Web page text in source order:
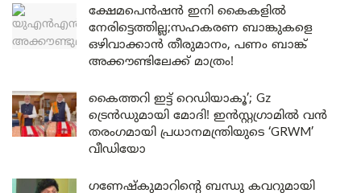
ക്ഷേമപെൻഷൻ ഇനി കൈകളിൽ
നേരിട്ടെത്തില്ല;സഹകരണ ബാങ്കുകളെ
ഒഴിവാക്കാൻ തീരുമാനം, പണം ബാങ്ക്
അക്കൗണ്ടിലേക്ക് മാത്രം!
കൈത്തറി ഇട്ട് റെഡിയാകൂ’; Gz
ട്രെൻഡുമായി മോദി! ഇൻസ്റ്റഗ്രാമിൽ വൻ
തരംഗമായി പ്രധാനമന്ത്രിയുടെ ‘GRWM’
വീഡിയോ
ഗണേഷ്കുമാറിന്റെ ബന്ധു കവറുമായി